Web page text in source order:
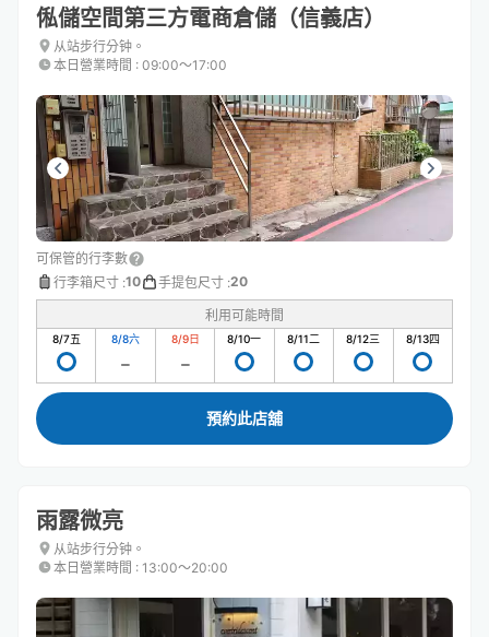
俬儲空間第三方電商倉儲（信義店）
从站步行分钟。
本日營業時間 : 09:00〜17:00
可保管的行李數
行李箱尺寸 :10 手提包尺寸 :20
利用可能時間
8/7五 8/8六 8/9日 8/10一 8/11二 8/12三 8/13四
預約此店舖
雨露微亮
从站步行分钟。
本日營業時間 : 13:00〜20:00